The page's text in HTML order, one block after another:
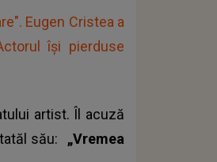
Eugen Cristea a
își pierduse
artist. Îl acuză
său: „Vremea